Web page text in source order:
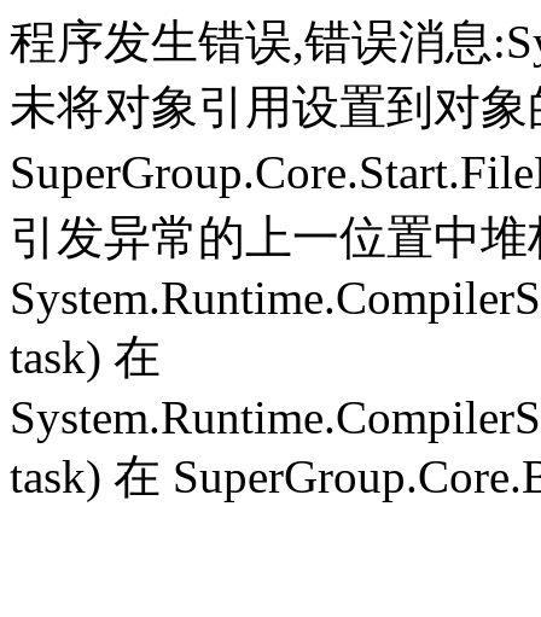
程序发生错误,错误消息
未将对象引用设置到对
引发异常的上一位置中
task) 在
task) 在